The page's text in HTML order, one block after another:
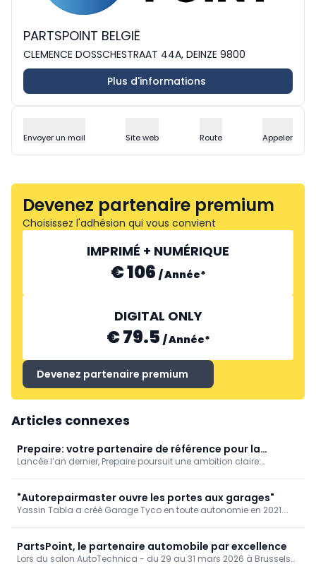
PARTSPOINT BELGIË
CLEMENCE DOSSCHESTRAAT 44A, DEINZE 9800
Plus d'informations
Envoyer un mail Site web Route Appeler
Devenez partenaire premium
Choisissez l'adhésion qui vous convient
IMPRIMÉ + NUMÉRIQUE
€ 106 /Année*
DIGITAL ONLY
€ 79.5 /Année*
Devenez partenaire premium
Articles connexes
Prepaire: votre partenaire de référence pour la
carrosserie et les technologies de revêtement
Lancée l’an dernier, Prepaire poursuit une ambition claire:
revêtements. Depuis son introduction sur le marché, la marque
s’est progressivement imposée comme un partenaire fiable pour
les carrosseries et les entreprises spécialisées dans les
applications de revêtement.
"Autorepairmaster ouvre les portes aux garages"
Yassin Tabla a créé Garage Tyco en toute autonomie en 2021.
indépendant et plus petit pour toutes les marques - maintenant
basé à Herenthout - ils profitent d'un soutien dans les domaines
PartsPoint, le partenaire automobile par excellence
Lors du salon AutoTechnica - du 29 au 31 mars 2026 à Brussels